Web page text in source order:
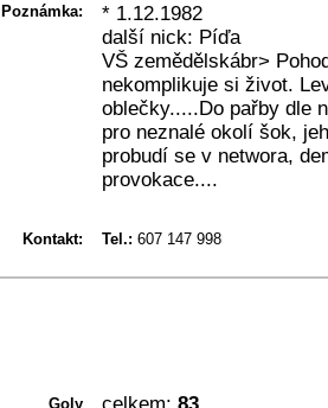
Poznámka:
* 1.12.1982
další nick: Píďa
VŠ zemědělskábr>
nekomplikuje si život.
oblečky.....Do pařby dle
pro neznalé okolí šok,
probudí se v networa,
provokace....
Kontakt: Tel.: 607 147 998
Goly celkem: 83